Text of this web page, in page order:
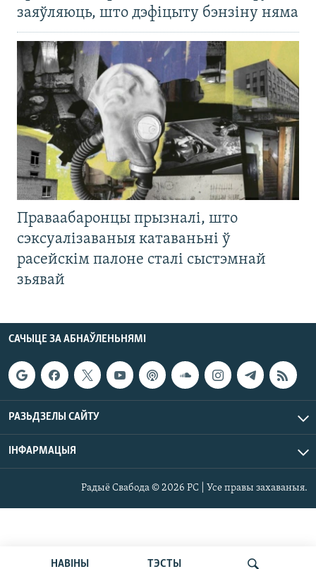
НАВІНЫ ТЭСТЫ
заяўляюць, што дэфіцыту бэнзіну няма
Праваабаронцы прызналі, што
сэксуалізаваныя катаваньні ў
расейскім палоне сталі сыстэмнай
зьявай
САЧЫЦЕ ЗА АБНАЎЛЕНЬНЯМІ
РАЗЬДЗЕЛЫ САЙТУ
ІНФАРМАЦЫЯ
Радыё Свабода © 2026 РС | Усе правы захаваныя.